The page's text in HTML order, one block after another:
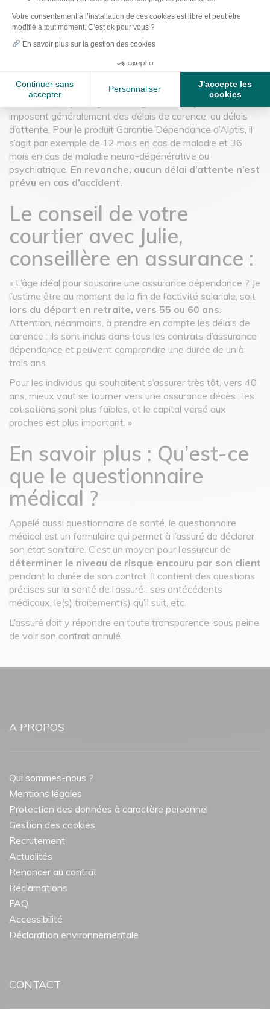
Si vous êtes déjà en situation de dépendance, les
démarches à effectuer pour souscrire un contrat seront
, qui devra être validé par
l’assureur afin que vous puissiez bénéficier de la garantie.
Par ailleurs, soyez vigilant : les garanties dépendance
imposent généralement des délais de carence, ou délais
d’attente. Pour le produit Garantie Dépendance d’Alptis, il
s’agit par exemple de 12 mois en cas de maladie et 36
mois en cas de maladie neuro-dégénérative ou
psychiatrique. En revanche, aucun délai d’attente n’est
prévu en cas d’accident.
Le conseil de votre
courtier avec Julie,
conseillère en assurance :
« L’âge idéal pour souscrire une assurance dépendance ? Je
l’estime être au moment de la fin de l’activité salariale, soit
lors du départ en retraite, vers 55 ou 60 ans.
Attention, néanmoins, à prendre en compte les délais de
carence : ils sont inclus dans tous les contrats d’assurance
dépendance et peuvent comprendre une durée de un à
trois ans.
Pour les individus qui souhaitent s’assurer très tôt, vers 40
ans, mieux vaut se tourner vers une assurance décès : les
cotisations sont plus faibles, et le capital versé aux
proches est plus important. »
En savoir plus : Qu’est-ce
que le questionnaire
médical ?
Appelé aussi questionnaire de santé, le questionnaire
médical est un formulaire qui permet à l’assuré de déclarer
son état sanitaire. C’est un moyen pour l’assureur de
déterminer le niveau de risque encouru par son client
pendant la durée de son contrat. Il contient des questions
précises sur la santé de l’assuré : ses antécédents
médicaux, le(s) traitement(s) qu’il suit, etc.
L’assuré doit y répondre en toute transparence, sous peine
de voir son contrat annulé.
A PROPOS
Qui sommes-nous ?
Mentions légales
Protection des données à caractère personnel
Gestion des cookies
Recrutement
Actualités
Renoncer au contrat
Réclamations
FAQ
Accessibilité
Déclaration environnementale
CONTACT
Votre consentement à l’installation de ces cookies est libre et peut être
modifié à tout moment. C’est ok pour vous ?
En savoir plus sur la gestion des cookies
Continuer sans
accepter
Personnaliser
J'accepte les
cookies